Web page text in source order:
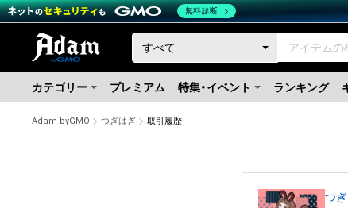
カテゴリー プレミアム 特集・イベント ランキング
Adam byGMO つぎはぎ 取引履歴
つ
無料診断